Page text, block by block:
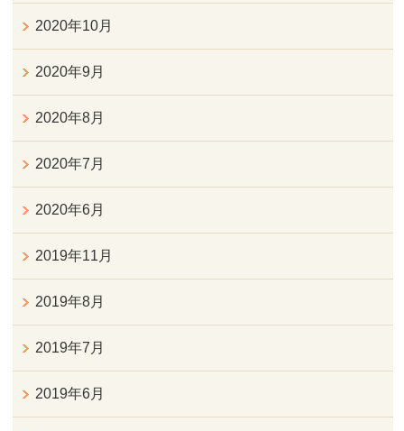
2020年10月
2020年9月
2020年8月
2020年7月
2020年6月
2019年11月
2019年8月
2019年7月
2019年6月